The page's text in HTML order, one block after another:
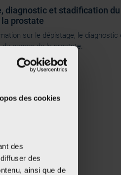
des cookies
des
des
ainsi que de
diagnostic et stadification du
prostate
sur le dépistage, le diagnostic
cancer de la prostate.